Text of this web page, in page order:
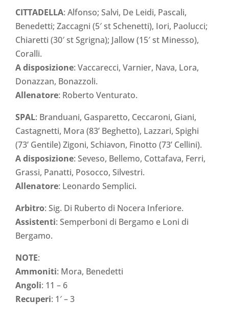
CITTADELLA: Alfonso; Salvi, De Leidi, Pascali,
Benedetti; Zaccagni (5′ st Schenetti), Iori, Paolucci;
Chiaretti (30′ st Sgrigna); Jallow (15′ st Minesso),
Coralli.
A disposizione: Vaccarecci, Varnier, Nava, Lora,
Donazzan, Bonazzoli.
Allenatore: Roberto Venturato.
SPAL: Branduani, Gasparetto, Ceccaroni, Giani,
Castagnetti, Mora (83’ Beghetto), Lazzari, Spighi
(73’ Gentile) Zigoni, Schiavon, Finotto (73’ Cellini).
A disposizione: Seveso, Bellemo, Cottafava, Ferri,
Grassi, Panatti, Posocco, Silvestri.
Allenatore: Leonardo Semplici.
Arbitro: Sig. Di Ruberto di Nocera Inferiore.
Assistenti: Semperboni di Bergamo e Loni di
Bergamo.
NOTE:
Ammoniti: Mora, Benedetti
Angoli: 11 – 6
Recuperi: 1′ – 3